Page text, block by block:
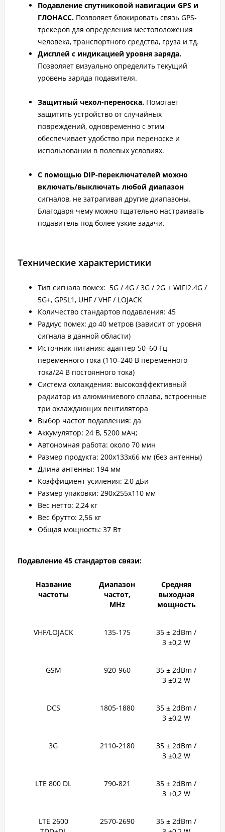
Подавление спутниковой навигации GPS и
ГЛОНАСС. Позволяет блокировать связь GPS-
трекеров для определения местоположения
человека, транспортного средства, груза и тд.
Дисплей с индикацией уровня заряда.
Позволяет визуально определить текущий
уровень заряда подавителя.
Защитный чехол-переноска. Помогает
защитить устройство от случайных
повреждений, одновременно с этим
обеспечивает удобство при переноске и
использовании в полевых условиях.
C помощью DIP-переключателей можно
включать/выключать любой диапазон
сигналов, не затрагивая другие диапазоны.
Благодаря чему можно тщательно настраивать
подавитель под более узкие задачи.
Технические характеристики
Тип сигнала помех: 5G / 4G / 3G / 2G + WiFi2.4G /
5G+, GPSL1, UHF / VHF / LOJACK
Количество стандартов подавления: 45
Радиус помех: до 40 метров (зависит от уровня
сигнала в данной области)
Источник питания: адаптер 50–60 Гц
переменного тока (110–240 В переменного
тока/24 В постоянного тока)
Система охлаждения: высокоэффективный
радиатор из алюминиевого сплава, встроенные
три охлаждающих вентилятора
Выбор частот подавления: да
Аккумулятор: 24 В, 5200 мАч;
Автономная работа: около 70 мин
Размер продукта: 200x133x66 мм (без антенны)
Длина антенны: 194 мм
Коэффициент усиления: 2,0 дБи
Размер упаковки: 290х255х110 мм
Вес нетто: 2,24 кг
Вес брутто: 2,56 кг
Общая мощность: 37 Вт
Подавление 45 стандартов связи:
Название
частоты
Диапазон
частот,
MHz
Средняя
выходная
мощность
VHF/LOJACK 135-175
35 ± 2dBm /
3 ±0,2 W
GSM 920-960
35 ± 2dBm /
3 ±0,2 W
DCS 1805-1880
35 ± 2dBm /
3 ±0,2 W
3G 2110-2180
35 ± 2dBm /
3 ±0,2 W
LTE 800 DL 790-821
35 ± 2dBm /
3 ±0,2 W
LTE 2600
2570-2690
35 ± 2dBm /